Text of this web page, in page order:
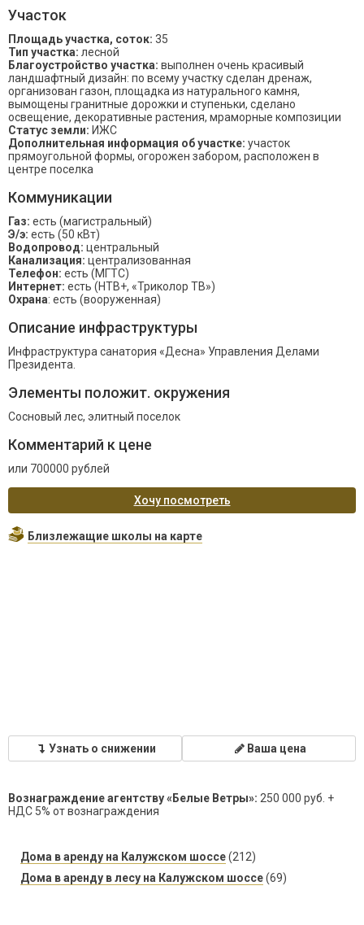
Участок
Площадь участка, соток: 35
Тип участка: лесной
Благоустройство участка: выполнен очень красивый
ландшафтный дизайн: по всему участку сделан дренаж,
организован газон, площадка из натурального камня,
вымощены гранитные дорожки и ступеньки, сделано
освещение, декоративные растения, мраморные композиции
Статус земли: ИЖС
Дополнительная информация об участке: участок
прямоугольной формы, огорожен забором, расположен в
центре поселка
Коммуникации
Газ: есть (магистральный)
Э/э: есть (50 кВт)
Водопровод: центральный
Канализация: централизованная
Телефон: есть (МГТС)
Интернет: есть (НТВ+, «Триколор ТВ»)
Охрана: есть (вооруженная)
Описание инфраструктуры
Инфраструктура санатория «Десна» Управления Делами
Президента.
Элементы положит. окружения
Сосновый лес, элитный поселок
Комментарий к цене
или 700000 рублей
Хочу посмотреть
Близлежащие школы на карте
Узнать о снижении Ваша цена
Вознаграждение агентству «Белые Ветры»: 250 000 руб. +
НДС 5% от вознаграждения
Дома в аренду на Калужском шоссе(212)
Дома в аренду в лесу на Калужском шоссе(69)